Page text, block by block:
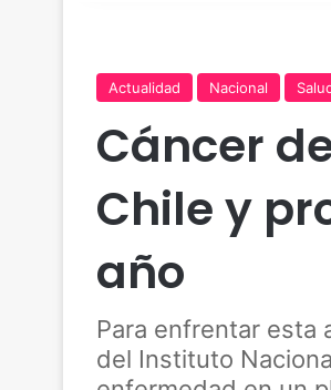
Actualidad Nacional
Cáncer
Chile y
año
Para enfrentar esta
del Instituto